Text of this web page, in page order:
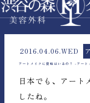
2016.04.06.WED
アートメイクに資格はいるの？ -アー
日本でも、アート
したね。